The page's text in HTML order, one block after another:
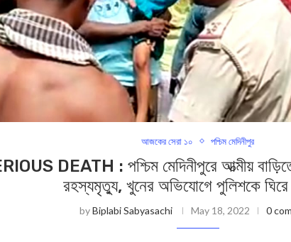
আজকের সেরা ১০ পশ্চিম মেদিনীপুর
DEATH : পশ্চিম মেদিনীপুরে আত্মীয়
রহস্যমৃত্যু, খুনের অভিযোগে পুলিশকে ঘিরে
byBiplabi Sabyasachi May 18, 2022 0